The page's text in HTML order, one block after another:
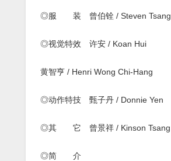
◎服 装 曾伯铨 / Steven Tsang
◎视觉特效 许安 / Koan Hui
黄智亨 / Henri Wong Chi-Hang
◎动作特技 甄子丹 / Donnie Yen
◎其 它 曾景祥 / Kinson Tsang
◎简 介